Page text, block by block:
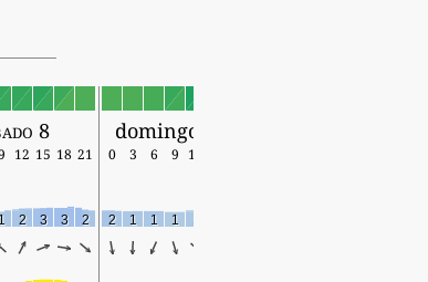
8 domingo 9
12 15 18 21 0 3 6 9 12
1 2 3 3 2 2 1 1 1